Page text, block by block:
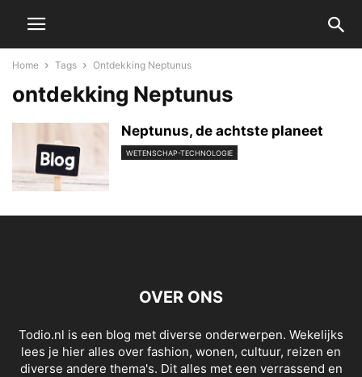
Home Tags Ontdekking Neptunus
ontdekking Neptunus
Neptunus, de achtste planeet
WETENSCHAP-TECHNOLOGIE
OVER ONS
Todio.nl is een blog met diverse onderwerpen. Wekelijks
lees je hier alles over fashion, wonen, cultuur, reizen en
diverse andere thema's. Dit alles met een verrassend en